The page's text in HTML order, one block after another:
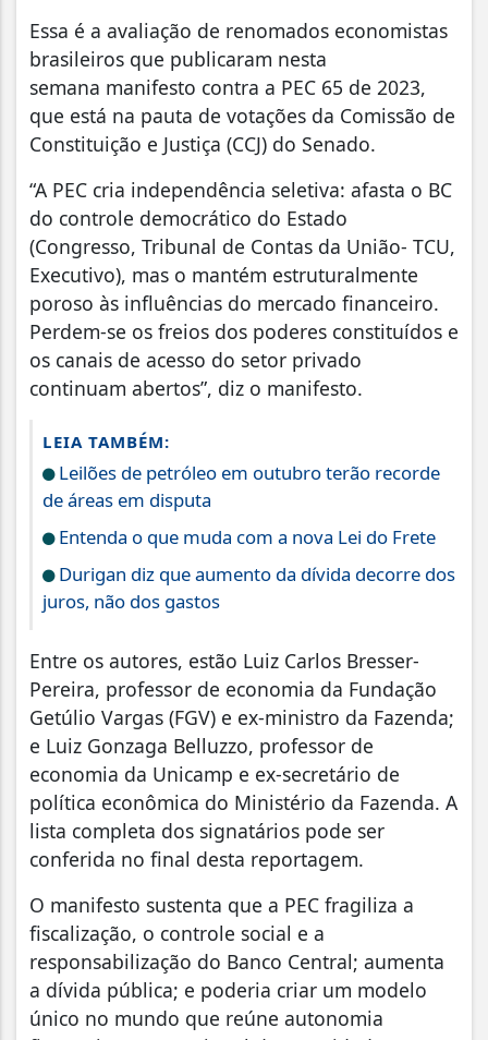
Essa é a avaliação de renomados economistas
brasileiros que publicaram nesta
semana manifesto contra a PEC 65 de 2023,
que está na pauta de votações da Comissão de
Constituição e Justiça (CCJ) do Senado.
“A PEC cria independência seletiva: afasta o BC
do controle democrático do Estado
(Congresso, Tribunal de Contas da União- TCU,
Executivo), mas o mantém estruturalmente
poroso às influências do mercado financeiro.
Perdem-se os freios dos poderes constituídos e
os canais de acesso do setor privado
continuam abertos”, diz o manifesto.
LEIA TAMBÉM:
Leilões de petróleo em outubro terão recorde
de áreas em disputa
Entenda o que muda com a nova Lei do Frete
Durigan diz que aumento da dívida decorre dos
juros, não dos gastos
Entre os autores, estão Luiz Carlos Bresser-
Pereira, professor de economia da Fundação
Getúlio Vargas (FGV) e ex-ministro da Fazenda;
e Luiz Gonzaga Belluzzo, professor de
economia da Unicamp e ex-secretário de
política econômica do Ministério da Fazenda. A
lista completa dos signatários pode ser
conferida no final desta reportagem.
O manifesto sustenta que a PEC fragiliza a
fiscalização, o controle social e a
responsabilização do Banco Central; aumenta
a dívida pública; e poderia criar um modelo
único no mundo que reúne autonomia